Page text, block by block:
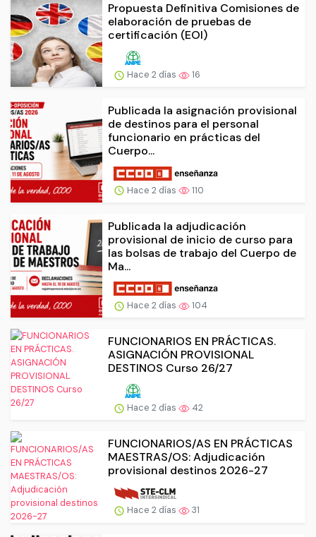
Propuesta Definitiva Comisiones de
elaboración de pruebas de
certificación (EOI)
Hace 2 días 16
Publicada la asignación provisional
de destinos para el personal
funcionario en prácticas del
Cuerpo...
Hace 2 días 110
Publicada la adjudicación
provisional de inicio de curso para
las bolsas de trabajo del Cuerpo de
Ma...
Hace 2 días 104
FUNCIONARIOS EN PRÁCTICAS.
ASIGNACIÓN PROVISIONAL
DESTINOS Curso 26/27
Hace 2 días 42
FUNCIONARIOS/AS EN PRÁCTICAS
MAESTRAS/OS: Adjudicación
provisional destinos 2026-27
Hace 2 días 31